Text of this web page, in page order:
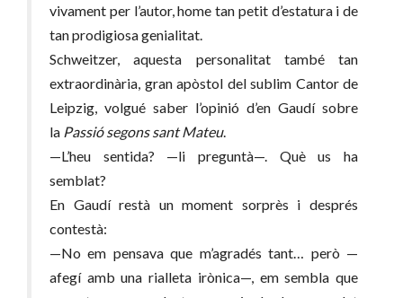
vivament per l’autor, home tan petit d’estatura i de
tan prodigiosa genialitat.
Schweitzer, aquesta personalitat també tan
extraordinària, gran apòstol del sublim Cantor de
Leipzig, volgué saber l’opinió d’en Gaudí sobre
la Passió segons sant Mateu.
—L’heu sentida? —li preguntà—. Què us ha
semblat?
En Gaudí restà un moment sorprès i després
contestà:
—No em pensava que m’agradés tant… però —
afegí amb una rialleta irònica—, em sembla que